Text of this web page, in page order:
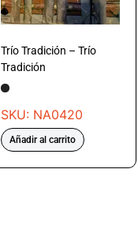
Trío Tradición – Trío
Tradición
SKU: NA0420
Añadir al carrito